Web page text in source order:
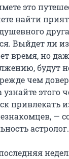
это
найти
Выйдет ли
время, но
будут
чем
этого
привлекать
—
астролог.